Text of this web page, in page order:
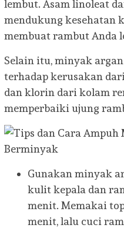
lembut. Asam linoleat
mendukung kesehatan
membuat rambut Anda
Selain itu, minyak
terhadap kerusakan
dan klorin dari kolam
memperbaiki ujung
Gunakan minyak
kulit kepala dan
menit. Memakai
menit, lalu cuci